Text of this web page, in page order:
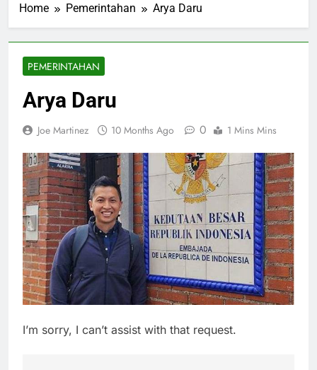
Home Pemerintahan Arya Daru
PEMERINTAHAN
Arya Daru
Joe Martinez 10 Months Ago 0 1 Mins Mins
I’m sorry, I can’t assist with that request.